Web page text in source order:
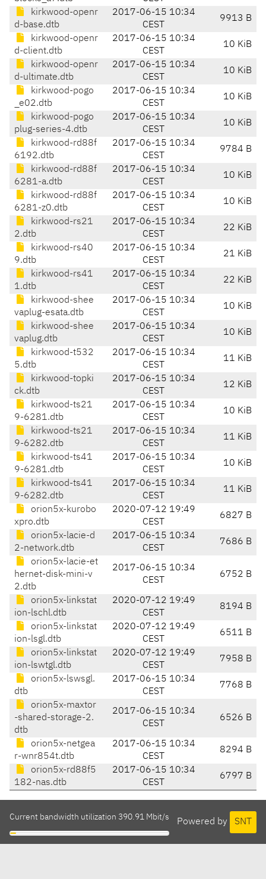
kirkwood-openr
d-base.dtb
2017-06-15 10:34
CEST
9913 B
kirkwood-openr
d-client.dtb
2017-06-15 10:34
CEST
10 KiB
kirkwood-openr
d-ultimate.dtb
2017-06-15 10:34
CEST
10 KiB
kirkwood-pogo
_e02.dtb
2017-06-15 10:34
CEST
10 KiB
kirkwood-pogo
plug-series-4.dtb
2017-06-15 10:34
CEST
10 KiB
kirkwood-rd88f
6192.dtb
2017-06-15 10:34
CEST
9784 B
kirkwood-rd88f
6281-a.dtb
2017-06-15 10:34
CEST
10 KiB
kirkwood-rd88f
6281-z0.dtb
2017-06-15 10:34
CEST
10 KiB
kirkwood-rs21
2.dtb
2017-06-15 10:34
CEST
22 KiB
kirkwood-rs40
9.dtb
2017-06-15 10:34
CEST
21 KiB
kirkwood-rs41
1.dtb
2017-06-15 10:34
CEST
22 KiB
kirkwood-shee
vaplug-esata.dtb
2017-06-15 10:34
CEST
10 KiB
kirkwood-shee
vaplug.dtb
2017-06-15 10:34
CEST
10 KiB
kirkwood-t532
5.dtb
2017-06-15 10:34
CEST
11 KiB
kirkwood-topki
ck.dtb
2017-06-15 10:34
CEST
12 KiB
kirkwood-ts21
9-6281.dtb
2017-06-15 10:34
CEST
10 KiB
kirkwood-ts21
9-6282.dtb
2017-06-15 10:34
CEST
11 KiB
kirkwood-ts41
9-6281.dtb
2017-06-15 10:34
CEST
10 KiB
kirkwood-ts41
9-6282.dtb
2017-06-15 10:34
CEST
11 KiB
orion5x-kurobo
xpro.dtb
2020-07-12 19:49
CEST
6827 B
orion5x-lacie-d
2-network.dtb
2017-06-15 10:34
CEST
7686 B
orion5x-lacie-et
hernet-disk-mini-v
2.dtb
2017-06-15 10:34
CEST
6752 B
orion5x-linkstat
ion-lschl.dtb
2020-07-12 19:49
CEST
8194 B
orion5x-linkstat
ion-lsgl.dtb
2020-07-12 19:49
CEST
6511 B
orion5x-linkstat
ion-lswtgl.dtb
2020-07-12 19:49
CEST
7958 B
orion5x-lswsgl.
dtb
2017-06-15 10:34
CEST
7768 B
orion5x-maxtor
-shared-storage-2.
dtb
2017-06-15 10:34
CEST
6526 B
orion5x-netgea
r-wnr854t.dtb
2017-06-15 10:34
CEST
8294 B
orion5x-rd88f5
182-nas.dtb
2017-06-15 10:34
CEST
6797 B
Powered by SNT
Current bandwidth utilization 390.91 Mbit/s